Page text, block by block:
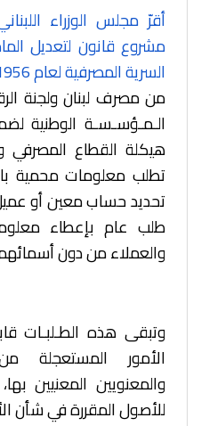
أقرّ مجلس الوزراء
مشروع قانون لتعديل
السرية المصرفية لعام 1956
من مصرف لبنان ولجنة
الـمـؤسـسـة الوطنية
هيكلة القطاع المصرفي
تطلب معلومات محمية
تحديد حساب معين أو
طلب عام بإعطاء
والعملاء من دون
وتبقى هذه الطـلبـات
الأمور المستعجلة
والمعنويين المعنيين
للأصول المقررة في شأن